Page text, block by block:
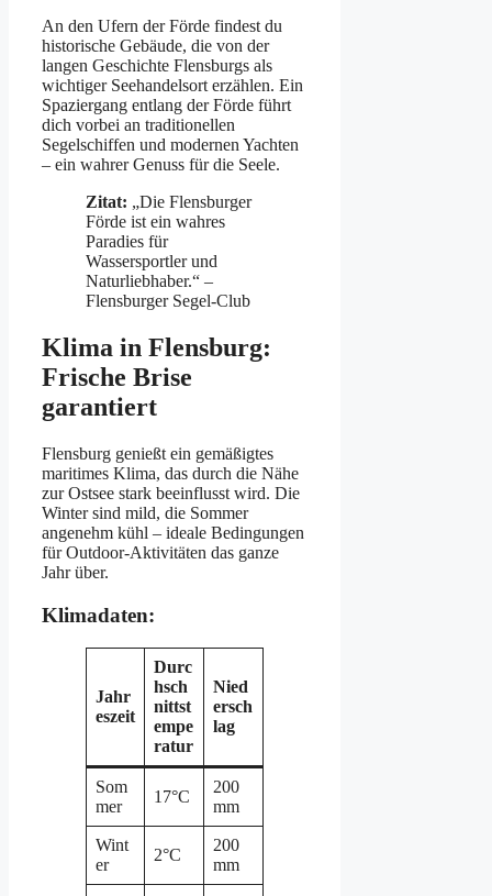
An den Ufern der Förde findest du
historische Gebäude, die von der
langen Geschichte Flensburgs als
wichtiger Seehandelsort erzählen. Ein
Spaziergang entlang der Förde führt
dich vorbei an traditionellen
Segelschiffen und modernen Yachten
– ein wahrer Genuss für die Seele.
Zitat: „Die Flensburger
Förde ist ein wahres
Paradies für
Wassersportler und
Naturliebhaber.“ –
Flensburger Segel-Club
Klima in Flensburg:
Frische Brise
garantiert
Flensburg genießt ein gemäßigtes
maritimes Klima, das durch die Nähe
zur Ostsee stark beeinflusst wird. Die
Winter sind mild, die Sommer
angenehm kühl – ideale Bedingungen
für Outdoor-Aktivitäten das ganze
Jahr über.
Klimadaten:
Jahr
eszeit
Durc
hsch
nittst
empe
ratur
Nied
ersch
lag
Som
mer
17°C
200
mm
Wint
er
2°C
200
mm